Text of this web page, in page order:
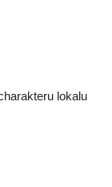
lokalu